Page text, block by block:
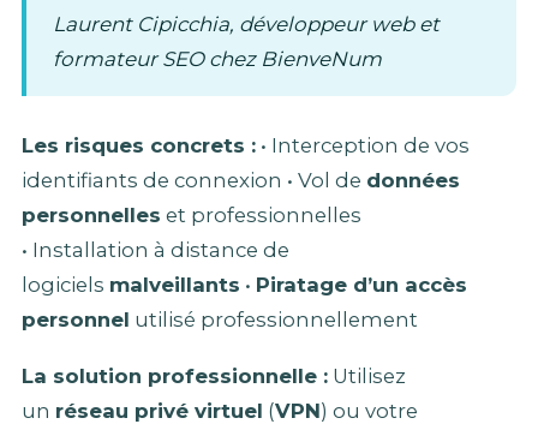
Laurent Cipicchia, développeur web et
formateur SEO chez BienveNum
Les risques concrets : • Interception de vos
identifiants de connexion • Vol de données
personnelles et professionnelles
• Installation à distance de
logiciels malveillants • Piratage d’un accès
personnel utilisé professionnellement
La solution professionnelle : Utilisez
un réseau privé virtuel (VPN) ou votre